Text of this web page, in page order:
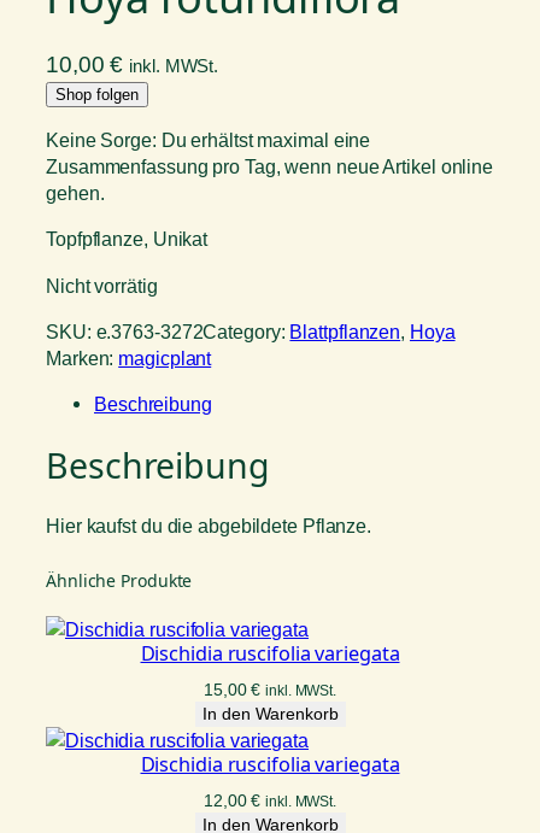
10,00€ inkl. MWSt.
Shop folgen
Keine Sorge: Du erhältst maximal eine
Zusammenfassung pro Tag, wenn neue Artikel online
gehen.
Topfpflanze, Unikat
Nicht vorrätig
SKU: e.3763-3272Category: Blattpflanzen, Hoya
Marken: magicplant
Beschreibung
Beschreibung
Hier kaufst du die abgebildete Pflanze.
Ähnliche Produkte
Dischidia ruscifolia variegata
15,00€ inkl. MWSt.
In den Warenkorb
Dischidia ruscifolia variegata
12,00€ inkl. MWSt.
In den Warenkorb